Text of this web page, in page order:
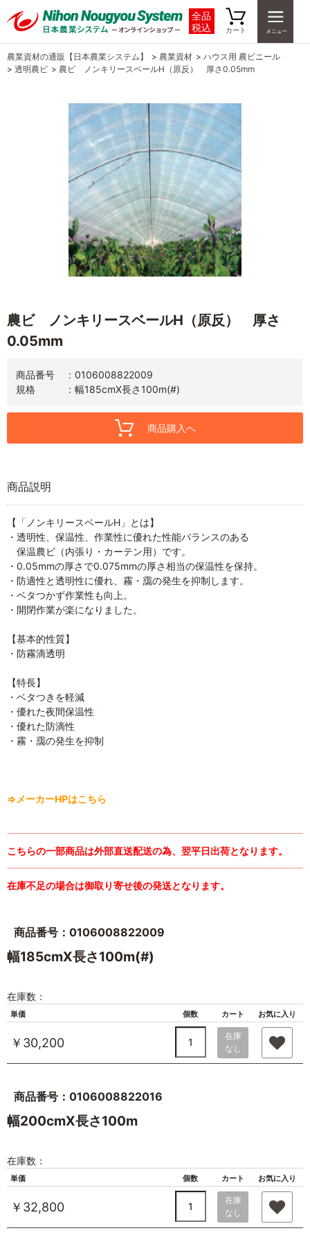
全品
税込
カート
農業資材の通販【日本農業システム】 > 農業資材 > ハウス用 農ビニール
> 透明農ビ > 農ビ ノンキリースベールH（原反） 厚さ0.05mm
農ビ ノンキリースベールH（原反） 厚さ
0.05mm
商品番号
0106008822009
規格
幅185cmX長さ100m(#)
商品購入へ
商品説明
【「ノンキリースベールH」とは】
・透明性、保温性、作業性に優れた性能バランスのある
保温農ビ（内張り・カーテン用）です。
・0.05mmの厚さで0.075mmの厚さ相当の保温性を保持。
・防適性と透明性に優れ、霧・靄の発生を抑制します。
・ベタつかず作業性も向上。
・開閉作業が楽になりました。
【基本的性質】
・防霧滴透明
【特長】
・ベタつきを軽減
・優れた夜間保温性
・優れた防滴性
・霧・靄の発生を抑制
⇒メーカーHPはこちら
こちらの一部商品は外部直送配送の為、翌平日出荷となります。
在庫不足の場合は御取り寄せ後の発送となります。
商品番号：0106008822009
幅185cmX長さ100m(#)
在庫数：
単価 個数 カート お気に入り
￥30,200
在庫
なし
商品番号：0106008822016
幅200cmX長さ100m
在庫数：
単価 個数 カート お気に入り
￥32,800
在庫
なし